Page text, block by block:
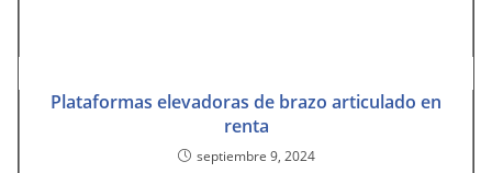
Plataformas elevadoras de brazo articulado en
renta
septiembre 9, 2024